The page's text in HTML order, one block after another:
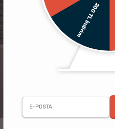
200 TL İndirim